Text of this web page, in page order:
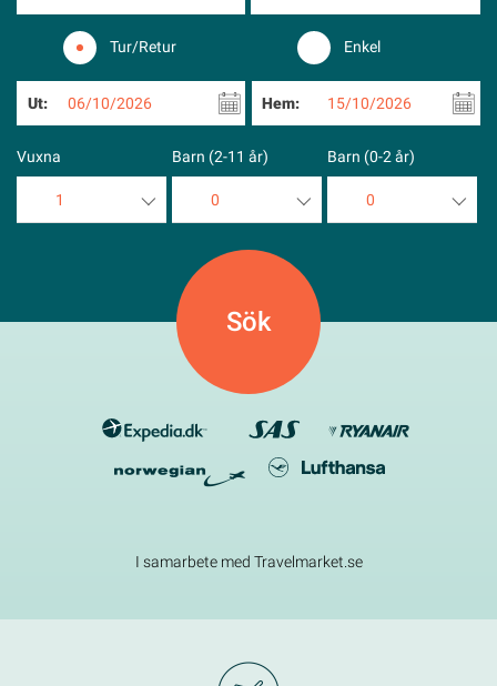
Tur/Retur Enkel
Ut: 06/10/2026 Hem: 15/10/2026
Vuxna
1
Barn (2-11 år)
0
5
Barn (0-2 år)
0
I samarbete med Travelmarket.se